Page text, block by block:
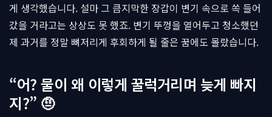
게 생각했습니다. 설마 그 큼지막한 장갑이 변기 속으로 쏙 들어
갔을 거라고는 상상도 못 했죠. 변기 뚜껑을 열어두고 청소했던
제 과거를 정말 뼈저리게 후회하게 될 줄은 꿈에도 몰랐습니다.
“어? 물이 왜 이렇게 꿀럭거리며 늦게 빠지
지?” 🤨